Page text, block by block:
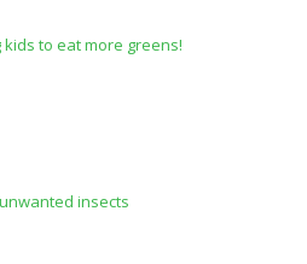
to eat more greens!
insects